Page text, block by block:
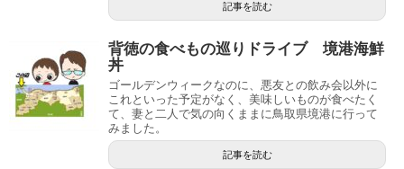
記事を読む
背徳の食べもの巡りドライブ 境港海鮮
丼
ゴールデンウィークなのに、悪友との飲み会以外に
これといった予定がなく、美味しいものが食べたく
て、妻と二人で気の向くままに鳥取県境港に行って
みました。
記事を読む